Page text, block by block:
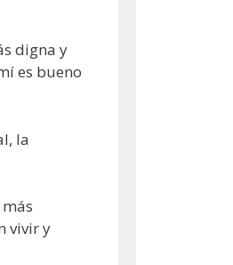
digna y
es bueno
la
vivir y